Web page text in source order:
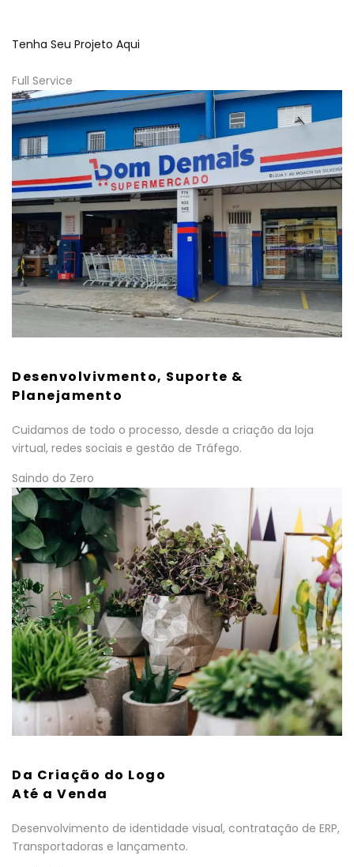
Tenha Seu Projeto Aqui
Full Service
Desenvolvivmento, Suporte &
Planejamento
Cuidamos de todo o processo, desde a criação da loja
virtual, redes sociais e gestão de Tráfego.
Saindo do Zero
Da Criação do Logo
Até a Venda
Desenvolvimento de identidade visual, contratação de ERP,
Transportadoras e lançamento.